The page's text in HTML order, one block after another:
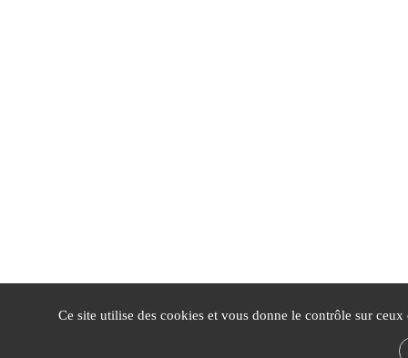
Ce site utilise des cookies et vous donne le contrôle sur